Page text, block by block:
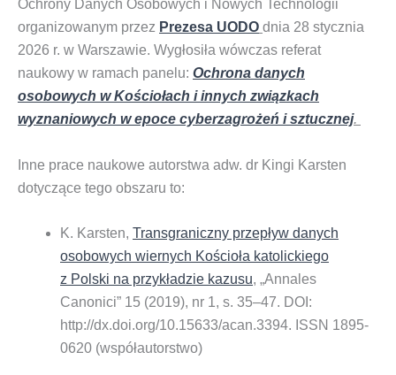
Ochrony Danych Osobowych i Nowych Technologii
organizowanym przez Prezesa UODO dnia 28 stycznia
2026 r. w Warszawie. Wygłosiła wówczas referat
naukowy w ramach panelu: Ochrona danych
osobowych w Kościołach i innych związkach
wyznaniowych w epoce cyberzagrożeń i sztucznej.
Inne prace naukowe autorstwa adw. dr Kingi Karsten
dotyczące tego obszaru to:
K. Karsten, Transgraniczny przepływ danych
osobowych wiernych Kościoła katolickiego
z Polski na przykładzie kazusu, „Annales
Canonici” 15 (2019), nr 1, s. 35–47. DOI:
http://dx.doi.org/10.15633/acan.3394. ISSN 1895-
0620 (współautorstwo)